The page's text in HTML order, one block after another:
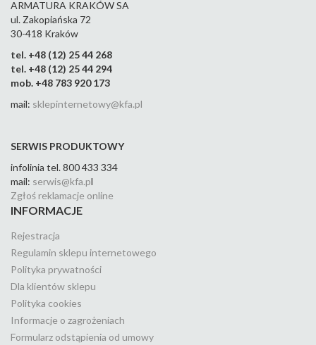
ARMATURA KRAKÓW SA
ul. Zakopiańska 72
30-418 Kraków
tel. +48 (12) 25 44 268
tel. +48 (12) 25 44 294
mob. +48 783 920 173
mail: sklepinternetowy@kfa.pl
SERWIS PRODUKTOWY
infolinia tel. 800 433 334
mail: serwis@kfa.pl
Zgłoś reklamacje online
INFORMACJE
Rejestracja
Regulamin sklepu internetowego
Polityka prywatności
Dla klientów sklepu
Polityka cookies
Informacje o zagrożeniach
Formularz odstąpienia od umowy